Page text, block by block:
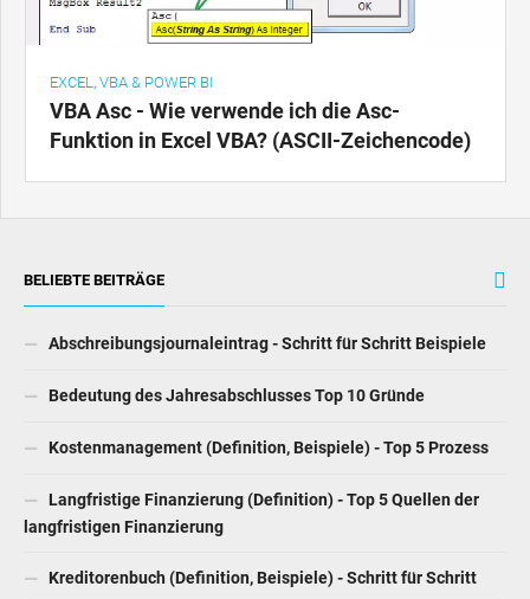
EXCEL, VBA & POWER BI
VBA Asc - Wie verwende ich die Asc-
Funktion in Excel VBA? (ASCII-Zeichencode)
BELIEBTE BEITRÄGE
Abschreibungsjournaleintrag - Schritt für Schritt Beispiele
Bedeutung des Jahresabschlusses Top 10 Gründe
Kostenmanagement (Definition, Beispiele) - Top 5 Prozess
Langfristige Finanzierung (Definition) - Top 5 Quellen der
langfristigen Finanzierung
Kreditorenbuch (Definition, Beispiele) - Schritt für Schritt